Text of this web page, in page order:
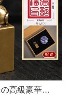
安天親民の高級豪華な贈り物十二支の真鍮の印鑑の名前オーダ印鑑の印鑑を作りました。個人名の個人印鑑と書道印鑑の篆刻章を作りました。